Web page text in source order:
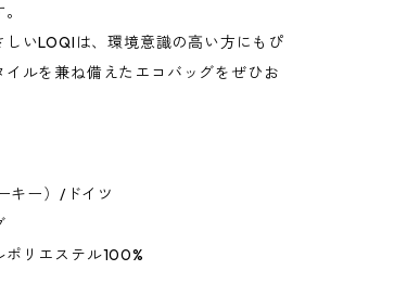
いLOQIは、環境意識の高い方にもぴ
ルを兼ね備えたエコバッグをぜひお
キー）/ドイツ
ポリエステル100%